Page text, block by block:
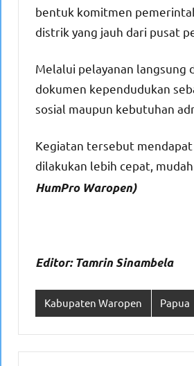
bentuk komitmen
distrik yang jauh dari pusat
Melalui pelayanan langsung
dokumen kependudukan
sosial maupun kebutuhan
Kegiatan tersebut
dilakukan lebih cepat,
HumPro Waropen)
Editor: Tamrin Sinambela
Kabupaten Waropen Papua